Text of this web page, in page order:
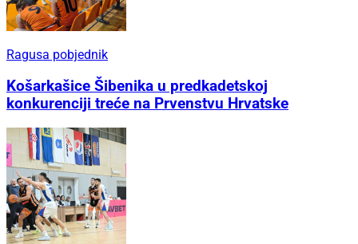
Ragusa pobjednik
Košarkašice Šibenika u predkadetskoj
konkurenciji treće na Prvenstvu Hrvatske